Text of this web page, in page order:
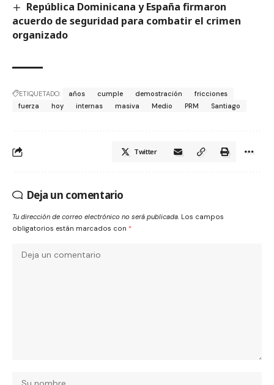
República Dominicana y España firmaron
acuerdo de seguridad para combatir el crimen
organizado
ETIQUETADO: años cumple demostración
fricciones
fuerza
hoy internas masiva Medio PRM Santiago
Twitter
Deja un comentario
Tu dirección de correo electrónico no será publicada. Los campos
obligatorios están marcados con *